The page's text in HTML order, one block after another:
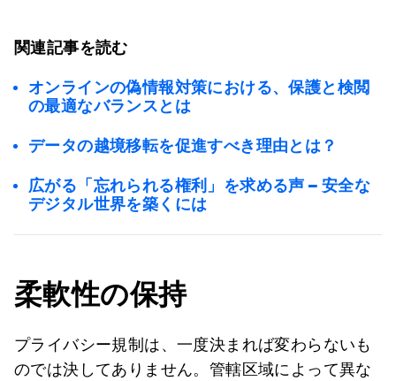
関連記事を読む
オンラインの偽情報対策における、保護と検閲
の最適なバランスとは
データの越境移転を促進すべき理由とは？
広がる「忘れられる権利」を求める声 – 安全な
デジタル世界を築くには
柔軟性の保持
プライバシー規制は、一度決まれば変わらないも
のでは決してありません。管轄区域によって異な